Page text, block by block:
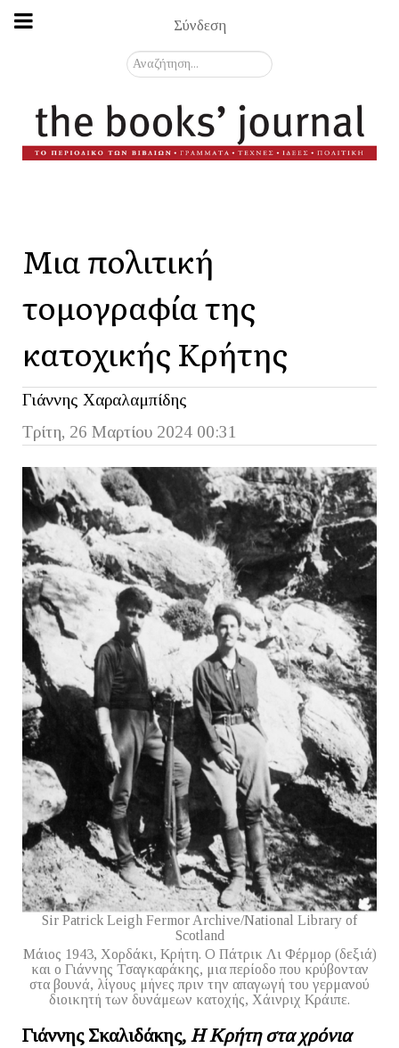
Σύνδεση
Αναζήτηση...
Μια πολιτική
τομογραφία της
κατοχικής Κρήτης
Γιάννης Χαραλαμπίδης
Τρίτη, 26 Μαρτίου 2024 00:31
Sir Patrick Leigh Fermor Archive/National Library of
Scotland
Μάιος 1943, Χορδάκι, Κρήτη. Ο Πάτρικ Λι Φέρμορ (δεξιά)
και ο Γιάννης Τσαγκαράκης, μια περίοδο που κρύβονταν
στα βουνά, λίγους μήνες πριν την απαγωγή του γερμανού
διοικητή των δυνάμεων κατοχής, Χάινριχ Κράιπε.
Γιάννης Σκαλιδάκης, Η Κρήτη στα χρόνια